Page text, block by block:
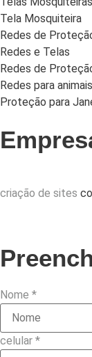
Tela Mosquiteira
Redes de
Redes e Telas
Redes de
Redes para animais
Proteção para
criação de sites
Nome *
celular *